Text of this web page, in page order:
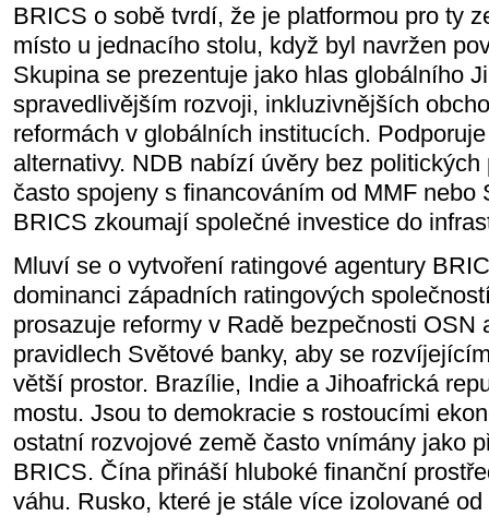
BRICS o sobě tvrdí, že je platformou pro ty
místo u jednacího stolu, když byl navržen
Skupina se prezentuje jako hlas globálního
spravedlivějším rozvoji, inkluzivnějších
reformách v globálních institucích.
alternativy. NDB nabízí úvěry bez
často spojeny s financováním od MMF nebo
BRICS zkoumají společné investice do
Mluví se o vytvoření ratingové agentury
dominanci západních ratingových
prosazuje reformy v Radě bezpečnosti OSN
pravidlech Světové banky, aby se
větší prostor. Brazílie, Indie a Jihoafrická
mostu. Jsou to demokracie s rostoucími
ostatní rozvojové země často vnímány jako
BRICS. Čína přináší hluboké finanční
váhu. Rusko, které je stále více izolované